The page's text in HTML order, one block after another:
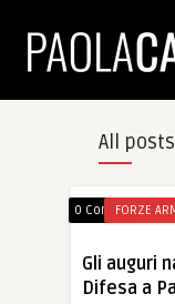
All
0 Comments
FORZE
Gli auguri
Difesa a